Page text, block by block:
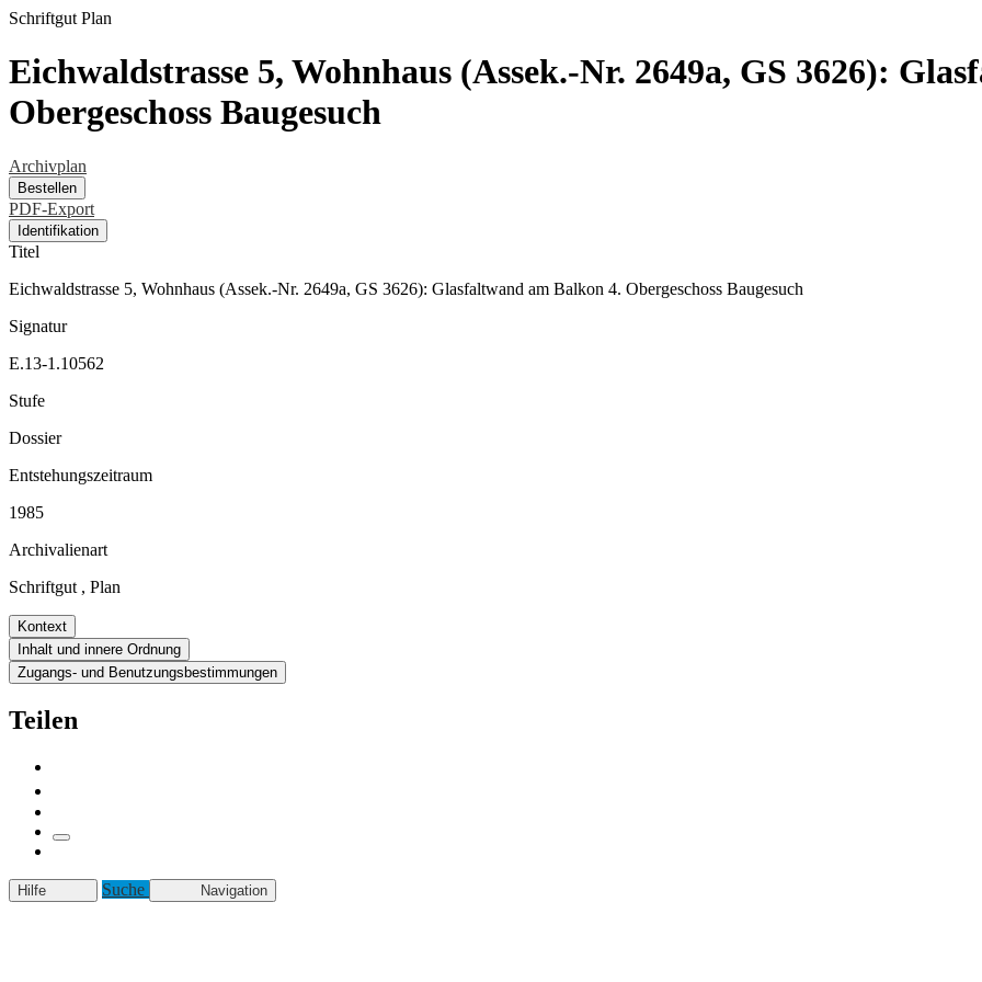
Schriftgut Plan
Eichwaldstrasse 5, Wohnhaus (Assek.-Nr. 2649a, GS 3626):
Obergeschoss Baugesuch
Archivplan
Bestellen
PDF-Export
Identifikation
Titel
Eichwaldstrasse 5, Wohnhaus (Assek.-Nr. 2649a, GS 3626): Glasfaltwand am Balkon 4. Obergeschoss Baugesuch
Signatur
E.13-1.10562
Stufe
Dossier
Entstehungszeitraum
1985
Archivalienart
Schriftgut , Plan
Kontext
Inhalt und innere Ordnung
Zugangs- und Benutzungsbestimmungen
Teilen
Hilfe Suche Navigation